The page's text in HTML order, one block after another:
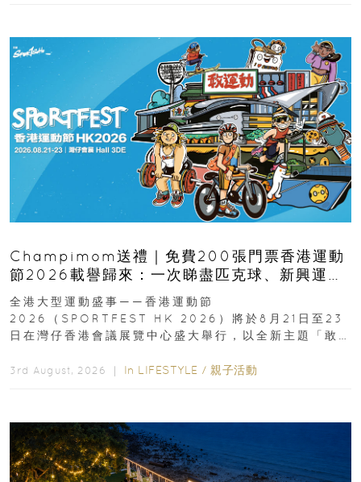
Champimom送禮｜免費200張門票香港運動
節2026載譽歸來：一次睇盡匹克球、新興運
動、街舞比賽＋逾百運動品牌展覽
全港大型運動盛事——香港運動節
2026（SPORTFEST HK 2026）將於8月21日至23
日在灣仔香港會議展覽中心盛大舉行，以全新主題「敢
3rd August, 2026 ｜ In LIFESTYLE / 親子活動